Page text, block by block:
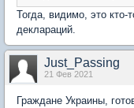
Тогда, видимо, это кто-
деклараций.
Just_Passing
21 Фев 2021
Граждане Украины,